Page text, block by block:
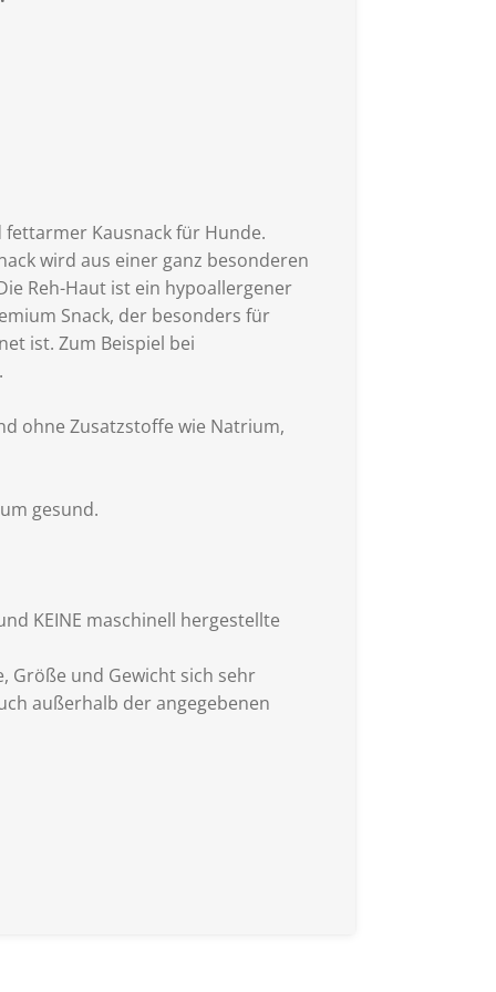
Kausnack für Hunde.
wird aus einer ganz besonderen
Reh-Haut ist ein hypoallergener
Snack, der besonders für
ist. Zum Beispiel bei
ohne Zusatzstoffe wie Natrium,
gesund.
KEINE maschinell hergestellte
Größe und Gewicht sich sehr
außerhalb der angegebenen